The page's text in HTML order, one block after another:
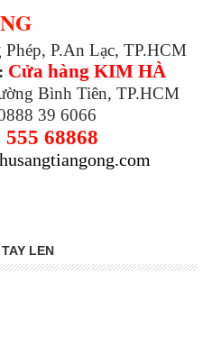
P.An Lạc, TP.HCM
Cửa hàng KIM HÀ
Bình Tiên, TP.HCM
39 6066
555 68868
LEN